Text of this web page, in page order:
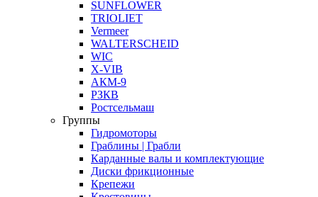
SUNFLOWER
TRIOLIET
Vermeer
WALTERSCHEID
WIC
X-VIB
АКМ-9
РЗКВ
Ростсельмаш
Группы
Гидромоторы
Граблины | Грабли
Карданные валы и комплектующие
Диски фрикционные
Крепежи